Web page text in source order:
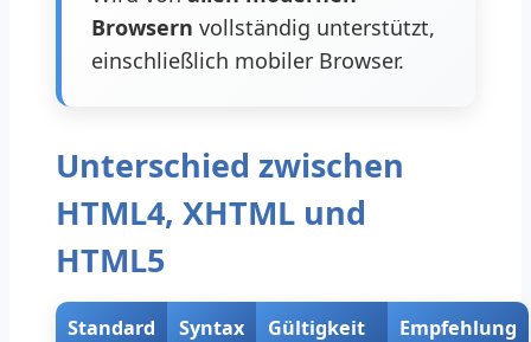
Browsern vollständig unterstützt,
einschließlich mobiler Browser.
Unterschied zwischen
HTML4, XHTML und
HTML5
Standard Syntax Gültigkeit Empfehlung